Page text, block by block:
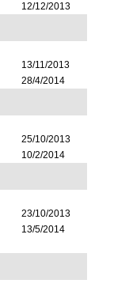
12/12/2013
13/11/2013
28/4/2014
25/10/2013
10/2/2014
23/10/2013
13/5/2014